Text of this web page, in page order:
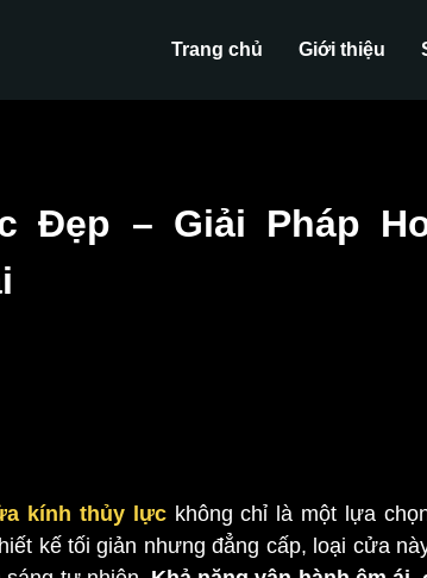
Trang chủ Giới thiệu
Đẹp – Giải Pháp
kính thủy lựckhông chỉ là một lựa
kế tối giản nhưng đẳng cấp, loại cửa